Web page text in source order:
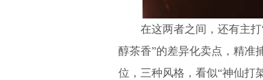
在这两者之间，还有主打“
醇茶香”的差异化卖点，精准
位，三种风格，看似“神仙